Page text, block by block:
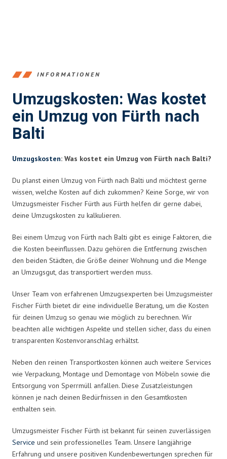
INFORMATIONEN
Umzugskosten: Was kostet
ein Umzug von Fürth nach
Balti
Umzugskosten: Was kostet ein Umzug von Fürth nach Balti?
Du planst einen Umzug von Fürth nach Balti und möchtest gerne
wissen, welche Kosten auf dich zukommen? Keine Sorge, wir von
Umzugsmeister Fischer Fürth aus Fürth helfen dir gerne dabei,
deine Umzugskosten zu kalkulieren.
Bei einem Umzug von Fürth nach Balti gibt es einige Faktoren, die
die Kosten beeinflussen. Dazu gehören die Entfernung zwischen
den beiden Städten, die Größe deiner Wohnung und die Menge
an Umzugsgut, das transportiert werden muss.
Unser Team von erfahrenen Umzugsexperten bei Umzugsmeister
Fischer Fürth bietet dir eine individuelle Beratung, um die Kosten
für deinen Umzug so genau wie möglich zu berechnen. Wir
beachten alle wichtigen Aspekte und stellen sicher, dass du einen
transparenten Kostenvoranschlag erhältst.
Neben den reinen Transportkosten können auch weitere Services
wie Verpackung, Montage und Demontage von Möbeln sowie die
Entsorgung von Sperrmüll anfallen. Diese Zusatzleistungen
können je nach deinen Bedürfnissen in den Gesamtkosten
enthalten sein.
Umzugsmeister Fischer Fürth ist bekannt für seinen zuverlässigen
Service und sein professionelles Team. Unsere langjährige
Erfahrung und unsere positiven Kundenbewertungen sprechen für